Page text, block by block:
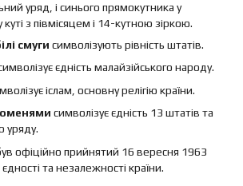
уряд, і синього прямокутника у
з півмісяцем і 14-кутною зіркою.
смуги символізують рівність штатів.
єдність малайзійського народу.
іслам, основну релігію країни.
символізує єдність 13 штатів та
уряду.
офіційно прийнятий 16 вересня 1963
та незалежності країни.